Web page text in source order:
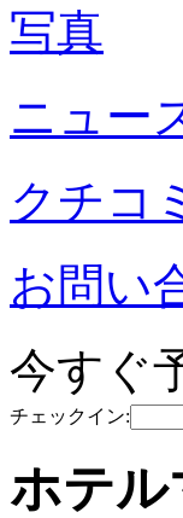
写真
ニュー
クチコ
お問い
今すぐ
チェックイン:
ホテ